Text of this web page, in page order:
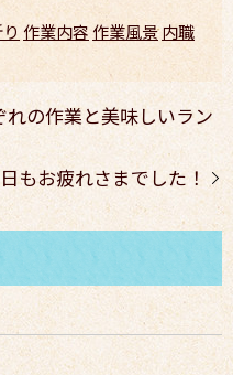
作業内容作業風景内職
の作業と美味しいラン
もお疲れさまでした！